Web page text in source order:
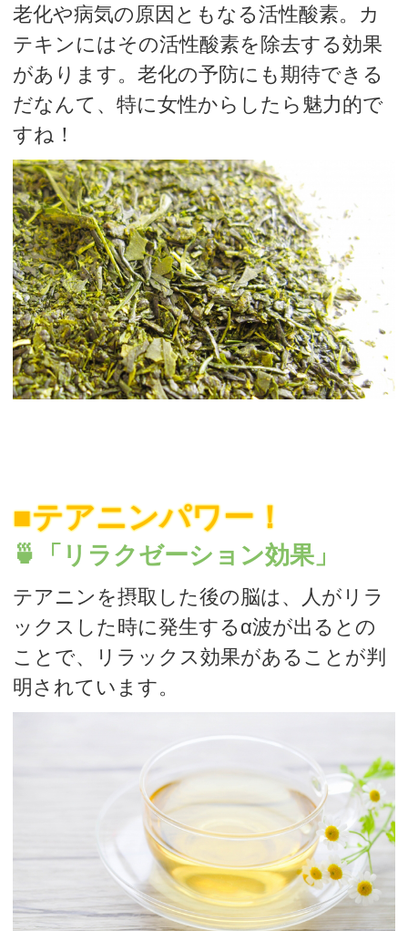
老化や病気の原因ともなる活性酸素。カ
テキンにはその活性酸素を除去する効果
があります。老化の予防にも期待できる
だなんて、特に女性からしたら魅力的で
すね！
■テアニンパワー！
🍵「リラクゼーション効果」
テアニンを摂取した後の脳は、人がリラ
ックスした時に発生するα波が出るとの
ことで、リラックス効果があることが判
明されています。